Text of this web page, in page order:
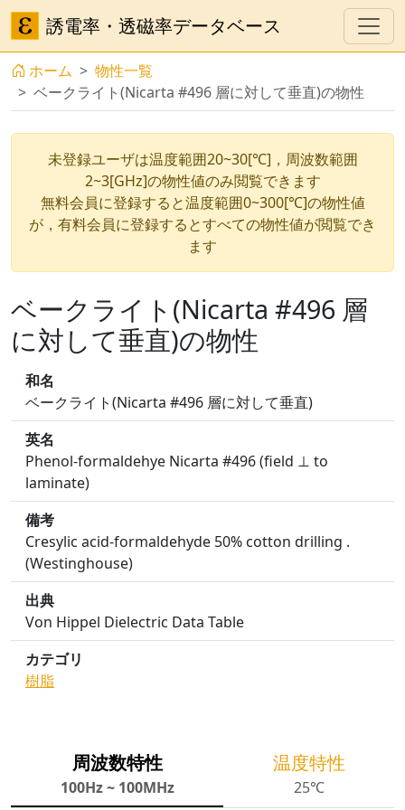
誘電率・透磁率データベース
ホーム
物性一覧
ベークライト(Nicarta #496 層に対して垂直)の物性
未登録ユーザは温度範囲20~30[℃]，周波数範囲
2~3[GHz]の物性値のみ閲覧できます
無料会員に登録すると温度範囲0~300[℃]の物性値
が，有料会員に登録するとすべての物性値が閲覧でき
ます
ベークライト(Nicarta #496 層
に対して垂直)の物性
和名
ベークライト(Nicarta #496 層に対して垂直)
英名
Phenol-formaldehye Nicarta #496 (field ⊥ to
laminate)
備考
Cresylic acid-formaldehyde 50% cotton drilling .
(Westinghouse)
出典
Von Hippel Dielectric Data Table
カテゴリ
樹脂
周波数特性
100Hz ~ 100MHz
温度特性
25℃